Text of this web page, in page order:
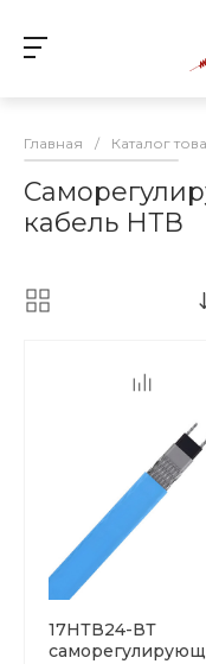
Главная / Каталог
кабель НТВ
17НТВ24-ВТ